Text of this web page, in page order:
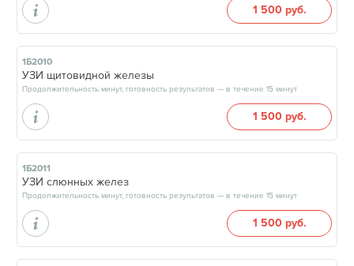
1 500 руб.
1Б2010
УЗИ щитовидной железы
Продолжительность минут, готовность результатов — в течение 15 минут
1 500 руб.
1Б2011
УЗИ слюнных желез
Продолжительность минут, готовность результатов — в течение 15 минут
1 500 руб.